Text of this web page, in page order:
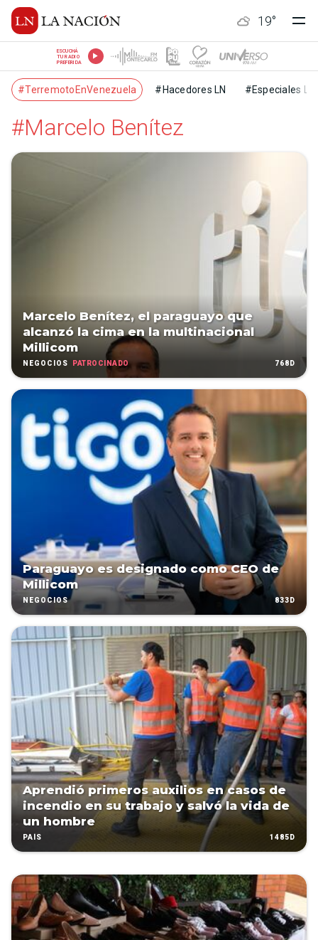
19°
ESCUCHÁ
TU RADIO
PREFERIDA
#TerremotoEnVenezuela #Hacedores LN #Especiales LN
#Marcelo Benítez
Marcelo Benítez, el paraguayo que
alcanzó la cima en la multinacional
Millicom
NEGOCIOS PATROCINADO 768D
Paraguayo es designado como CEO de
Millicom
NEGOCIOS 833D
Aprendió primeros auxilios en casos de
incendio en su trabajo y salvó la vida de
un hombre
PAÍS 1485D